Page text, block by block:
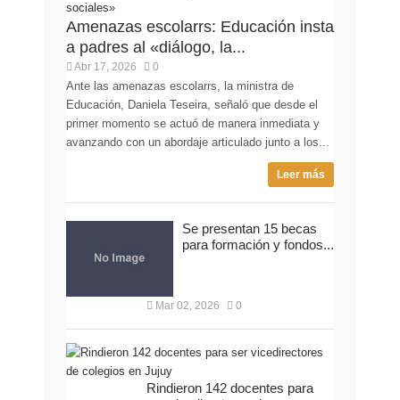
Amenazas escolarrs: Educación insta
a padres al «diálogo, la...
Abr 17, 2026 0
Ante las amenazas escolarrs, la ministra de
Educación, Daniela Teseira, señaló que desde el
primer momento se actuó de manera inmediata y
avanzando con un abordaje articulado junto a los...
Leer más
Se presentan 15 becas
para formación y fondos...
Mar 02, 2026 0
Rindieron 142 docentes para